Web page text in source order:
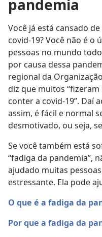
pandemia
Você já está cansado
covid-19? Você não é o
pessoas no mundo
por causa dessa
regional da
diz que muitos
conter a covid-19”. Daí
assim, é fácil e normal
desmotivado, ou seja,
Se você também está
“fadiga da pandemia”,
ajudado muitas
estressante. Ela pode
O que é a fadiga da
Por que a fadiga da